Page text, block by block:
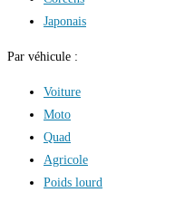
Japonais
Par véhicule :
Voiture
Moto
Quad
Agricole
Poids lourd